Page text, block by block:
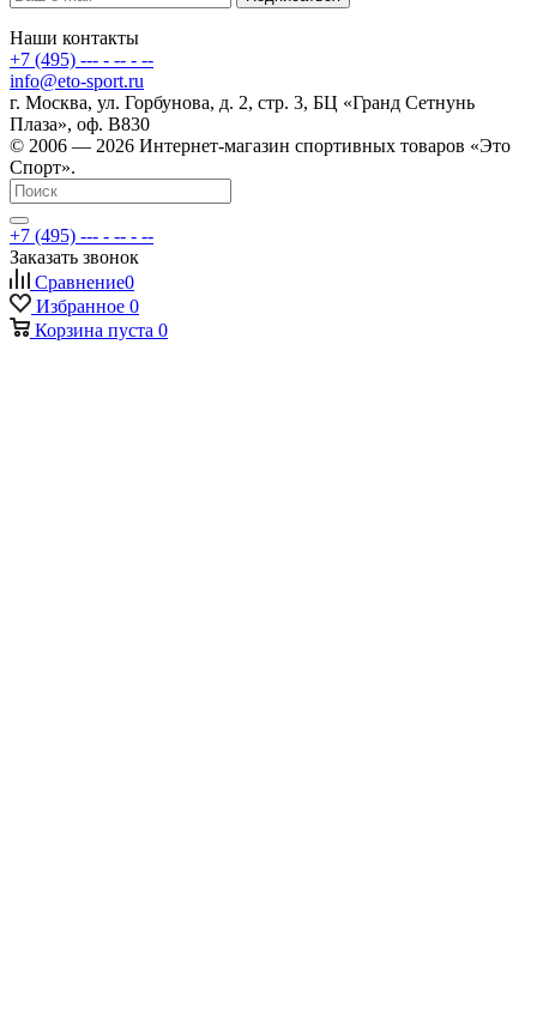
Наши контакты
+7 (495) --- - -- - --
info@eto-sport.ru
г. Москва, ул. Горбунова, д. 2, стр. 3, БЦ «Гранд Сетнунь
Плаза», оф. В830
© 2006 — 2026 Интернет-магазин спортивных товаров «Это
Спорт».
+7 (495) --- - -- - --
Заказать звонок
Сравнение0
Избранное 0
Корзина пуста 0